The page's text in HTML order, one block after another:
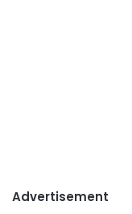
Advertisement